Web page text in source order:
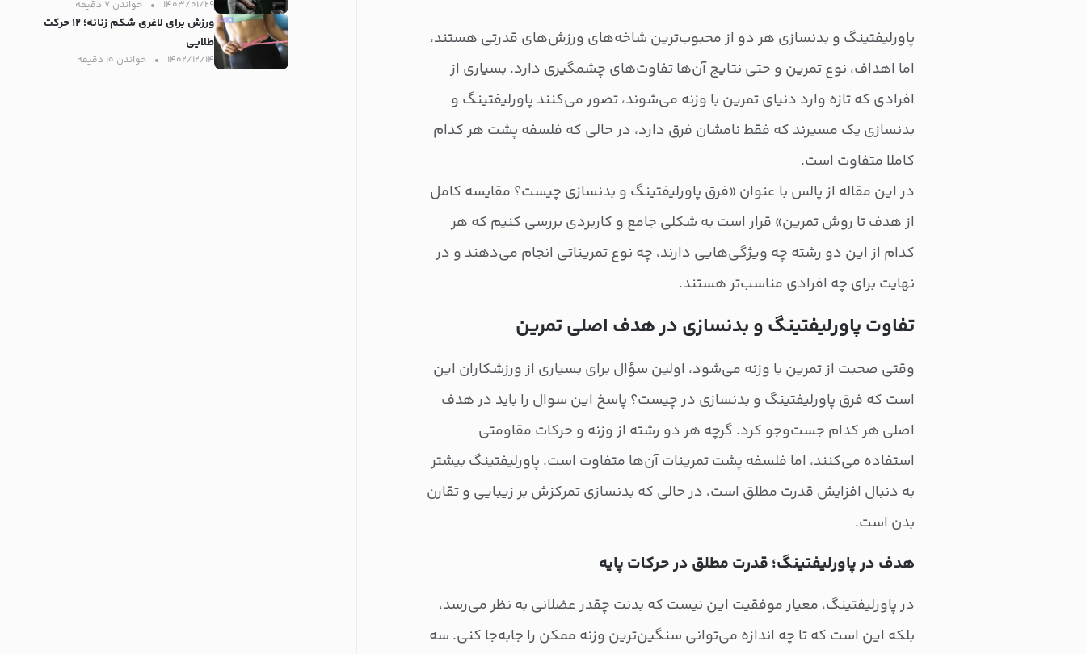
پاورلیفتینگ و بدنسازی هر دو از محبوب‌ترین شاخه‌های ورزش‌های قدرتی هستند،
اما اهداف، نوع تمرین و حتی نتایج آن‌ها تفاوت‌های چشمگیری دارد. بسیاری از
افرادی که تازه وارد دنیای تمرین با وزنه می‌شوند، تصور می‌کنند پاورلیفتینگ و
بدنسازی یک مسیرند که فقط نامشان فرق دارد، در حالی‌ که فلسفه پشت هر کدام
کاملا متفاوت است.
در این مقاله از پالس با عنوان «فرق پاورلیفتینگ و بدنسازی چیست؟ مقایسه کامل
از هدف تا روش تمرین» قرار است به شکلی جامع و کاربردی بررسی کنیم که هر
کدام از این دو رشته چه ویژگی‌هایی دارند، چه نوع تمریناتی انجام می‌دهند و در
نهایت برای چه افرادی مناسب‌تر هستند.
تفاوت پاورلیفتینگ و بدنسازی در هدف اصلی تمرین
وقتی صحبت از تمرین با وزنه می‌شود، اولین سؤال برای بسیاری از ورزشکاران این
است که فرق پاورلیفتینگ و بدنسازی در چیست؟ پاسخ این سوال را باید در هدف
اصلی هر کدام جست‌وجو کرد. گرچه هر دو رشته از وزنه و حرکات مقاومتی
استفاده می‌کنند، اما فلسفه پشت تمرینات آن‌ها متفاوت است. پاورلیفتینگ بیشتر
به دنبال افزایش قدرت مطلق است، در حالی که بدنسازی تمرکزش بر زیبایی و تقارن
بدن است.
هدف در پاورلیفتینگ؛ قدرت مطلق در حرکات پایه
در پاورلیفتینگ، معیار موفقیت این نیست که بدنت چقدر عضلانی به نظر می‌رسد،
بلکه این است که تا چه اندازه می‌توانی سنگین‌ترین وزنه ممکن را جابه‌جا کنی. سه
۱۴۰۳/۰۱/۲۹ خواندن ۷ دقیقه‌
ورزش برای لاغری شکم زنانه؛ ۱۲ حرکت
طلایی
۱۴۰۲/۱۲/۱۴ خواندن ۱۰ دقیقه‌